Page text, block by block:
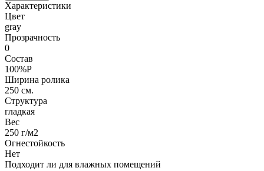
Характеристики
Цвет
gray
Прозрачность
0
Состав
100%P
Ширина ролика
250 см.
Структура
гладкая
Вес
250 г/м2
Огнестойкость
Нет
Подходит ли для влажных помещений